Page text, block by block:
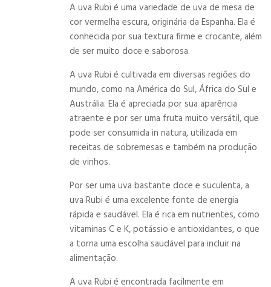
A uva Rubi é uma variedade de uva de mesa de
cor vermelha escura, originária da Espanha. Ela é
conhecida por sua textura firme e crocante, além
de ser muito doce e saborosa.
A uva Rubi é cultivada em diversas regiões do
mundo, como na América do Sul, África do Sul e
Austrália. Ela é apreciada por sua aparência
atraente e por ser uma fruta muito versátil, que
pode ser consumida in natura, utilizada em
receitas de sobremesas e também na produção
de vinhos.
Por ser uma uva bastante doce e suculenta, a
uva Rubi é uma excelente fonte de energia
rápida e saudável. Ela é rica em nutrientes, como
vitaminas C e K, potássio e antioxidantes, o que
a torna uma escolha saudável para incluir na
alimentação.
A uva Rubi é encontrada facilmente em